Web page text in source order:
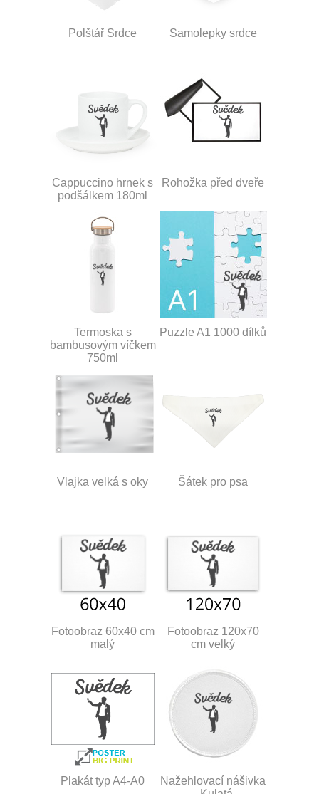
Polštář Srdce Samolepky srdce
Cappuccino hrnek s
podšálkem 180ml
Rohožka před dveře
Termoska s
bambusovým víčkem
750ml
Puzzle A1 1000 dílků
Vlajka velká s oky Šátek pro psa
Fotoobraz 60x40 cm
malý
Fotoobraz 120x70
cm velký
Plakát typ A4-A0
Nažehlovací nášivka